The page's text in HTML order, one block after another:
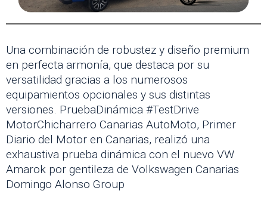
Una combinación de robustez y diseño premium
en perfecta armonía, que destaca por su
versatilidad gracias a los numerosos
equipamientos opcionales y sus distintas
versiones. PruebaDinámica #TestDrive
MotorChicharrero Canarias AutoMoto, Primer
Diario del Motor en Canarias, realizó una
exhaustiva prueba dinámica con el nuevo VW
Amarok por gentileza de Volkswagen Canarias
Domingo Alonso Group